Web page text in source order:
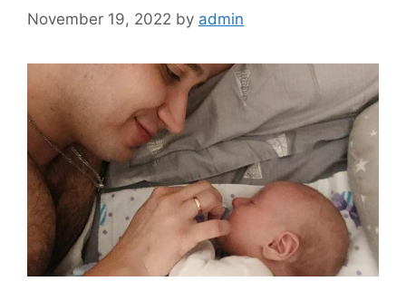
November 19, 2022 by admin